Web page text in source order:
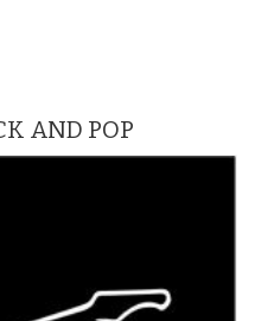
AND POP